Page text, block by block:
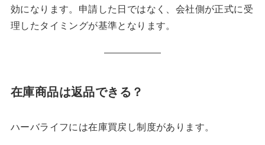
効になります。申請した日ではなく、会社側が正式に受
理したタイミングが基準となります。
在庫商品は返品できる？
ハーバライフには在庫買戻し制度があります。